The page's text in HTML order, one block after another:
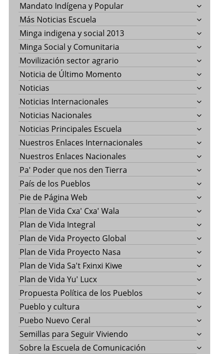
Mandato Indígena y Popular
Más Noticias Escuela
Minga indigena y social 2013
Minga Social y Comunitaria
Movilización sector agrario
Noticia de Último Momento
Noticias
Noticias Internacionales
Noticias Nacionales
Noticias Principales Escuela
Nuestros Enlaces Internacionales
Nuestros Enlaces Nacionales
Pa' Poder que nos den Tierra
País de los Pueblos
Pie de Página Web
Plan de Vida Cxa' Cxa' Wala
Plan de Vida Integral
Plan de Vida Proyecto Global
Plan de Vida Proyecto Nasa
Plan de Vida Sa't Fxinxi Kiwe
Plan de Vida Yu' Lucx
Propuesta Política de los Pueblos
Pueblo y cultura
Puebo Nuevo Ceral
Semillas para Seguir Viviendo
Sobre la Escuela de Comunicación